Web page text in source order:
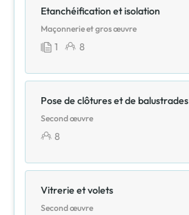
Etanchéification et isolation
Maçonnerie et gros œuvre
1 8
Pose de clôtures et de balustrades
Second œuvre
8
Vitrerie et volets
Second œuvre